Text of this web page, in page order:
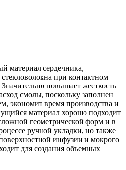
материал сердечника,
при контактном
повышает жесткость
смолы, поскольку заполнен
экономит время производства и
материал хорошо подходит
геометрической форм и в
ручной укладки, но также
инфузии и мокрого
для создания объемных